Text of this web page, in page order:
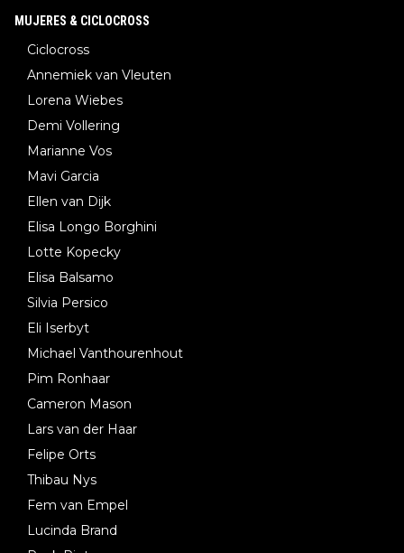
MUJERES & CICLOCROSS
Ciclocross
Annemiek van Vleuten
Lorena Wiebes
Demi Vollering
Marianne Vos
Mavi Garcia
Ellen van Dijk
Elisa Longo Borghini
Lotte Kopecky
Elisa Balsamo
Silvia Persico
Eli Iserbyt
Michael Vanthourenhout
Pim Ronhaar
Cameron Mason
Lars van der Haar
Felipe Orts
Thibau Nys
Fem van Empel
Lucinda Brand